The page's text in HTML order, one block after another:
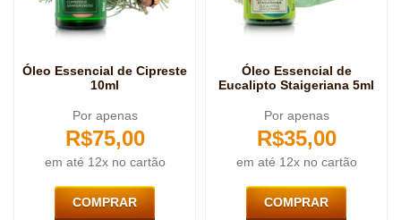
Óleo Essencial de Cipreste
10ml
Por apenas
R$75,00
em até 12x no cartão
COMPRAR
Óleo Essencial de
Eucalipto Staigeriana 5ml
Por apenas
R$35,00
em até 12x no cartão
COMPRAR